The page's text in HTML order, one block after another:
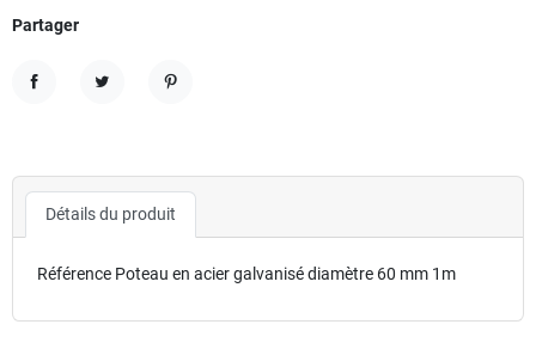
Partager
Détails du produit
Référence Poteau en acier galvanisé diamètre 60 mm 1m